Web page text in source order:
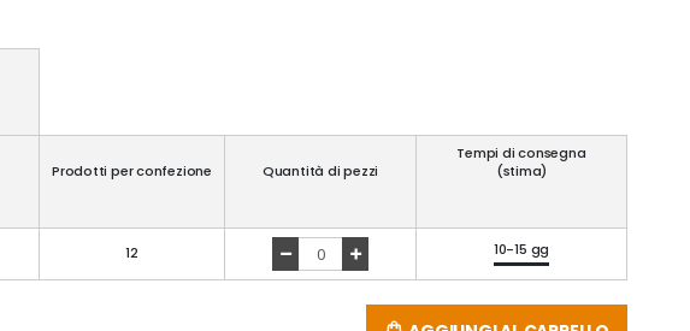
Prodotti per confezione Quantità di pezzi
Tempi di consegna
(stima)
12 10-15 gg